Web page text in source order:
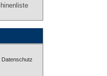
Datenschutz